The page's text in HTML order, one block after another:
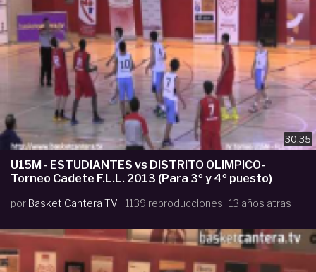
30:35
U15M - ESTUDIANTES vs DISTRITO OLIMPICO-
Torneo Cadete F.L.L. 2013 (Para 3º y 4º puesto)
por Basket Cantera TV 1139 reproducciones 13 años atras